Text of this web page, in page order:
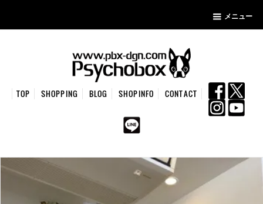
メニュー
TOP SHOPPING BLOG SHOPINFO CONTACT